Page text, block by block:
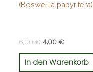
(Boswellia papyrifera)
6,00€ 4,00 €
In den Warenkorb